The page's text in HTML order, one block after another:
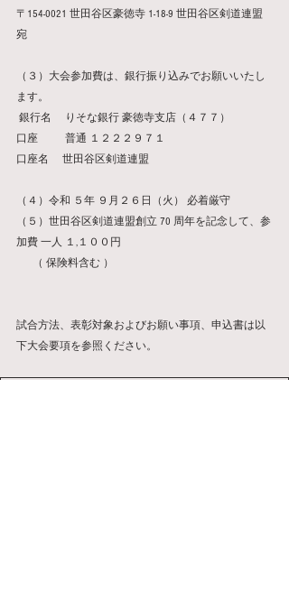
〒154-0021 世田谷区豪徳寺 1-18-9 世田谷区剣道連盟
宛
（３）大会参加費は、銀行振り込みでお願いいたし
ます。
銀行名 　りそな銀行 豪徳寺支店（４７７）
口座 　　 普通 １２２２９７１
口座名　 世田谷区剣道連盟
（４）令和 ５年 ９月２６日（火） 必着厳守
（５）世田谷区剣道連盟創立 70 周年を記念して、参
加費 一人 １,１００円
（ 保険料含む ）
試合方法、表彰対象およびお願い事項、申込書は以
下大会要項を参照ください。